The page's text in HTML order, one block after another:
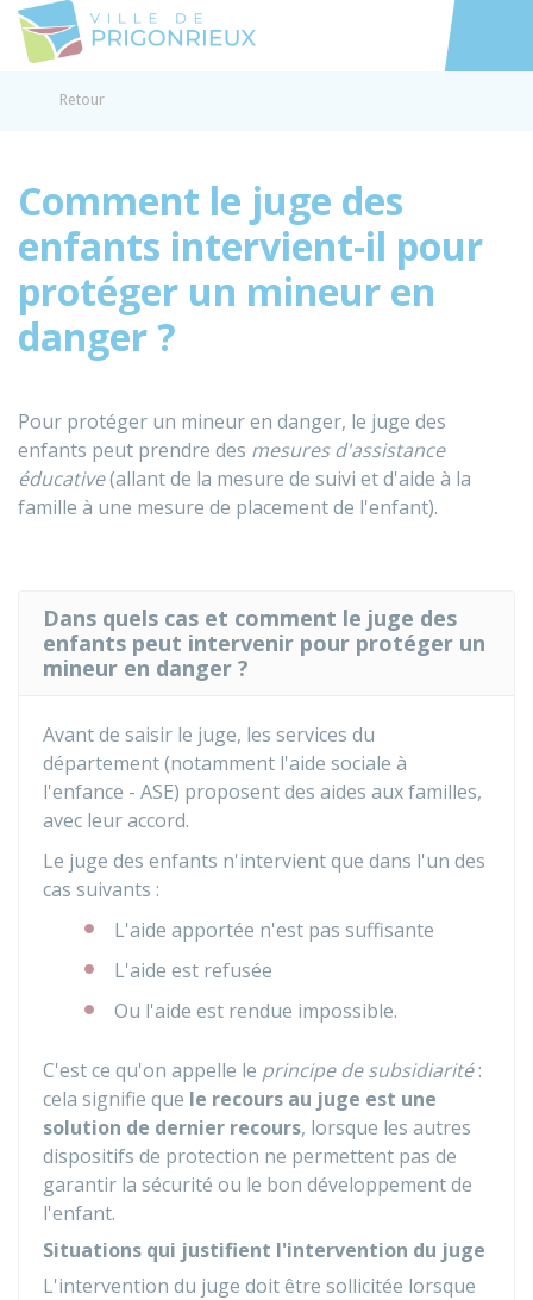
Accéder
Retour
Comment le juge des
enfants intervient-il pour
protéger un mineur en
danger ?
Pour protéger un mineur en danger, le juge des
enfants peut prendre des mesures d'assistance
éducative(allant de la mesure de suivi et d'aide à la
famille à une mesure de placement de l'enfant).
Dans quels cas et comment le juge des
enfants peut intervenir pour protéger un
mineur en danger ?
Avant de saisir le juge, les services du
département (notamment l'aide sociale à
l'enfance - ASE) proposent des aides aux familles,
avec leur accord.
Le juge des enfants n'intervient que dans l'un des
cas suivants :
L'aide apportée n'est pas suffisante
L'aide est refusée
Ou l'aide est rendue impossible.
C'est ce qu'on appelle le principe de subsidiarité:
cela signifie que le recours au juge est une
solution de dernier recours, lorsque les autres
dispositifs de protection ne permettent pas de
garantir la sécurité ou le bon développement de
l'enfant.
Situations qui justifient l'intervention du juge
L'intervention du juge doit être sollicitée lorsque